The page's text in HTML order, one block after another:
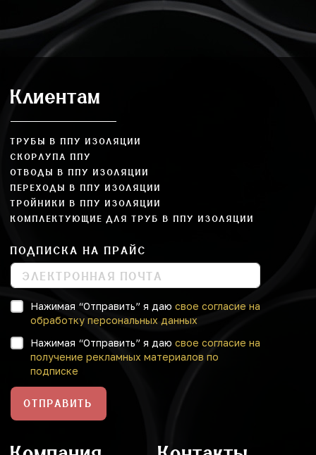
Клиентам
ТРУБЫ В ППУ ИЗОЛЯЦИИ
СКОРЛУПА ППУ
ОТВОДЫ В ППУ ИЗОЛЯЦИИ
ПЕРЕХОДЫ В ППУ ИЗОЛЯЦИИ
ТРОЙНИКИ В ППУ ИЗОЛЯЦИИ
КОМПЛЕКТУЮЩИЕ ДЛЯ ТРУБ В ППУ ИЗОЛЯЦИИ
ПОДПИСКА НА ПРАЙС
Нажимая “Отправить” я даю свое согласие на
обработку персональных данных
Нажимая “Отправить” я даю свое согласие на
получение рекламных материалов по
подписке
ОТПРАВИТЬ